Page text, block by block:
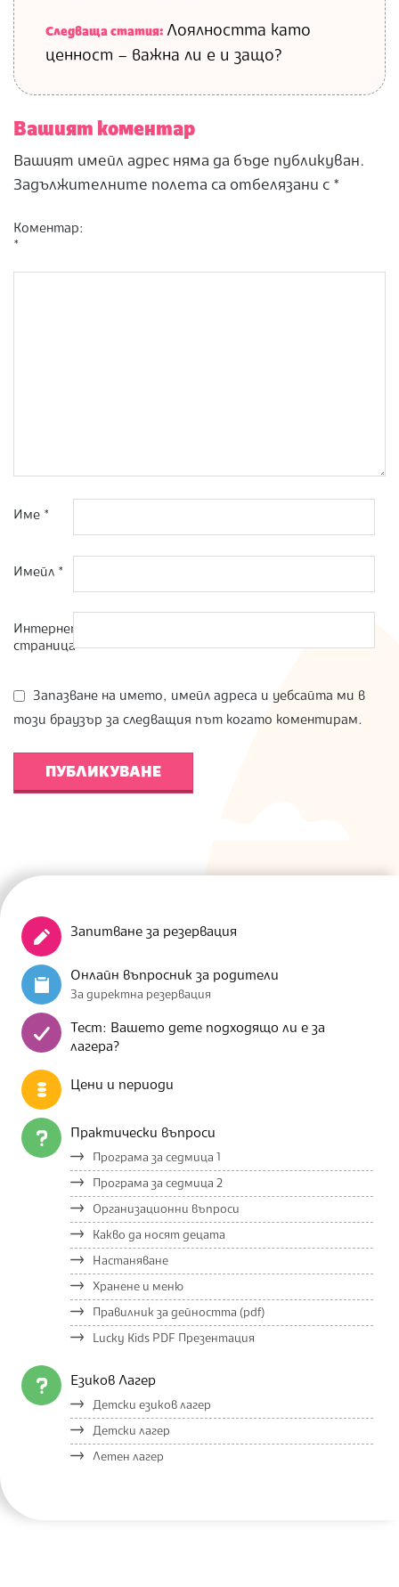
Следваща статия: Лоялността като
ценност – важна ли е и защо?
Вашият коментар
Вашият имейл адрес няма да бъде публикуван.
Задължителните полета са отбелязани с *
Коментар:
*
Име *
Имейл *
Интернет
страница
Запазване на името, имейл адреса и уебсайта ми в
този браузър за следващия път когато коментирам.
Запитване за резервация
Онлайн въпросник за родители
За директна резервация
Тест: Вашето дете подходящо ли е за
лагера?
Цени и периоди
Практически въпроси
Програма за седмица 1
Програма за седмица 2
Организационни въпроси
Какво да носят децата
Настаняване
Хранене и меню
Правилник за дейността (pdf)
Lucky Kids PDF Презентация
Езиков Лагер
Детски езиков лагер
Детски лагер
Летен лагер